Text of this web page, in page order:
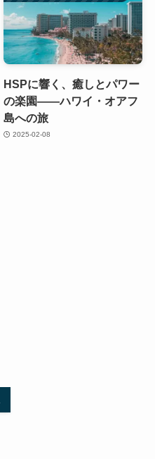
HSPに響く、癒しとパワー
の楽園——ハワイ・オアフ
島への旅
2025-02-08